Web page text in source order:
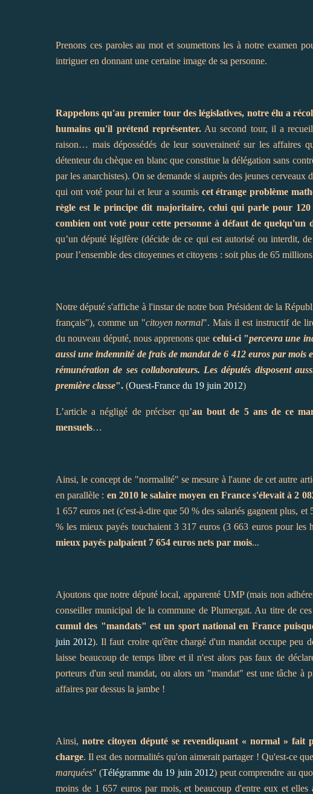
Prenons ces paroles au mot et soumettons les à notre examen
intriguer en donnant une certaine image de sa personne.
Rappelons qu'au premier tour des législatives, notre élu a
humains qu'il prétend représenter.Au second tour, il a
raison… mais dépossédés de leur souveraineté sur les affaires
détenteur du chèque en blanc que constitue la délégation sans
par les anarchistes). On se demande si auprès des jeunes
qui ont voté pour lui et leur a soumis cet étrange problème
règle est le principe dit majoritaire, celui qui parle pour
combien ont voté pour cette personne à défaut de quelqu'un
qu’un député légifère (décide de ce qui est autorisé ou interdit,
pour l’ensemble des citoyennes et citoyens : soit plus de 65
Notre député s'affiche à l'instar de notre bon Président de la
français"), comme un "citoyen normal". Mais il est instructif de
du nouveau député, nous apprenons que celui-ci "percevra une
aussi une indemnité de frais de mandat de 6 412 euros par
rémunération de ses collaborateurs. Les députés disposent
première classe". (Ouest-France du 19 juin 2012)
L’article a négligé de préciser qu’au bout de 5 ans de ce
mensuels…
Ainsi, le concept de "normalité" se mesure à l'aune de cet autre
en parallèle : en 2010 le salaire moyen en France s'élevait à 2
1 657 euros net (c'est-à-dire que 50 % des salariés gagnent plus,
% les mieux payés touchaient 3 317 euros (3 663 euros pour
mieux payés palpaient 7 654 euros nets par mois...
Ajoutons que notre député local, apparenté UMP (mais non
conseiller municipal de la commune de Plumergat. Au titre de
cumul des "mandats" est un sport national en France
juin 2012). Il faut croire qu'être chargé d'un mandat occupe peu
laisse beaucoup de temps libre et il n'est alors pas faux de
porteurs d'un seul mandat, ou alors un "mandat" est une tâche
affaires par dessus la jambe !
Ainsi, notre citoyen député se revendiquant « normal » fait
charge. Il est des normalités qu'on aimerait partager ! Qu'est-ce
marquées" (Télégramme du 19 juin 2012) peut comprendre au
moins de 1 657 euros par mois, et beaucoup d'entre eux et